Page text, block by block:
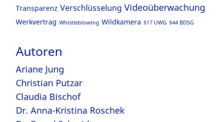
Transparenz Verschlüsselung Videoüberwachung
Werkvertrag Whistleblowing Wildkamera §17 UWG §44 BDSG
Autoren
Ariane Jung
Christian Putzar
Claudia Bischof
Dr. Anna-Kristina Roschek